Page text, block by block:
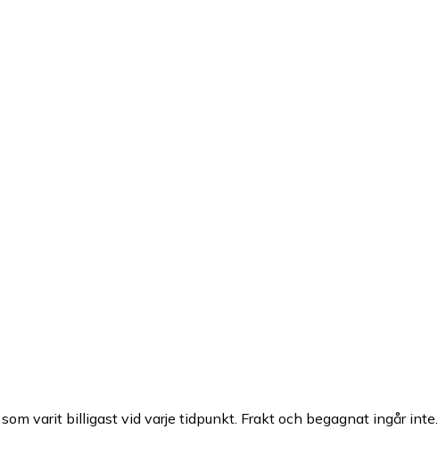
varit billigast vid varje tidpunkt. Frakt och begagnat ingår inte.